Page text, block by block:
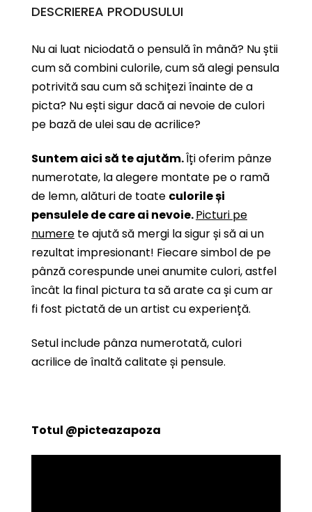
DESCRIEREA PRODUSULUI
Nu ai luat niciodată o pensulă în mână? Nu știi
cum să combini culorile, cum să alegi pensula
potrivită sau cum să schițezi înainte de a
picta? Nu ești sigur dacă ai nevoie de culori
pe bază de ulei sau de acrilice?
Suntem aici să te ajutăm.Îți oferim pânze
numerotate, la alegere montate pe o ramă
de lemn, alături de toate culorile și
pensulele de care ai nevoie.Picturi pe
numere te ajută să mergi la sigur și să ai un
rezultat impresionant! Fiecare simbol de pe
pânză corespunde unei anumite culori, astfel
încât la final pictura ta să arate ca și cum ar
fi fost pictată de un artist cu experiență.
Setul include pânza numerotată, culori
acrilice de înaltă calitate și pensule.
Totul @picteazapoza